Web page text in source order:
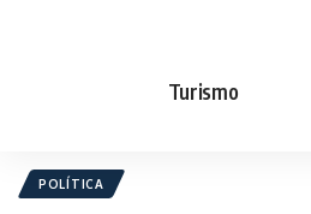
Turismo
POLÍTICA